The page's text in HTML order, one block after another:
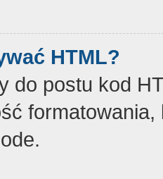
HTML?
do postu kod